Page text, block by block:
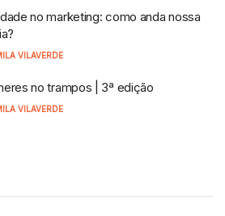
no marketing: como anda nossa
VILAVERDE
no trampos | 3ª edição
VILAVERDE